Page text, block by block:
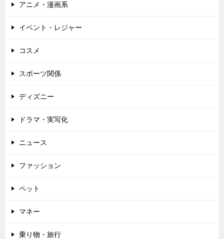
ョ
ン
アニメ・漫画系
イベント・レジャー
コスメ
スポーツ関係
ディズニー
ドラマ・実写化
ニュース
ファッション
ペット
マネー
乗り物・旅行